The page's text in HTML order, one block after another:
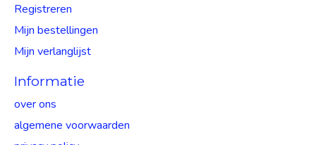
Registreren
Mijn bestellingen
Mijn verlanglijst
Informatie
over ons
algemene voorwaarden